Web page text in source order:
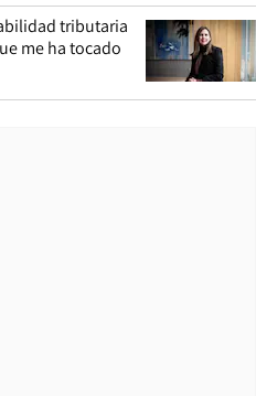
tributaria
me ha tocado